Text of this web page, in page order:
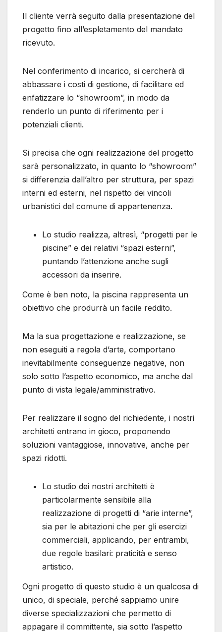
Il cliente verrà seguito dalla presentazione del
progetto fino all’espletamento del mandato
ricevuto.
Nel conferimento di incarico, si cercherà di
abbassare i costi di gestione, di facilitare ed
enfatizzare lo “showroom”, in modo da
renderlo un punto di riferimento per i
potenziali clienti.
Si precisa che ogni realizzazione del progetto
sarà personalizzato, in quanto lo “showroom”
si differenzia dall’altro per struttura, per spazi
interni ed esterni, nel rispetto dei vincoli
urbanistici del comune di appartenenza.
Lo studio realizza, altresì, “progetti per le
piscine” e dei relativi “spazi esterni”,
puntando l’attenzione anche sugli
accessori da inserire.
Come è ben noto, la piscina rappresenta un
obiettivo che produrrà un facile reddito.
Ma la sua progettazione e realizzazione, se
non eseguiti a regola d’arte, comportano
inevitabilmente conseguenze negative, non
solo sotto l’aspetto economico, ma anche dal
punto di vista legale/amministrativo.
Per realizzare il sogno del richiedente, i nostri
architetti entrano in gioco, proponendo
soluzioni vantaggiose, innovative, anche per
spazi ridotti.
Lo studio dei nostri architetti è
particolarmente sensibile alla
realizzazione di progetti di “arie interne”,
sia per le abitazioni che per gli esercizi
commerciali, applicando, per entrambi,
due regole basilari: praticità e senso
artistico.
Ogni progetto di questo studio è un qualcosa di
unico, di speciale, perché sappiamo unire
diverse specializzazioni che permetto di
appagare il committente, sia sotto l’aspetto